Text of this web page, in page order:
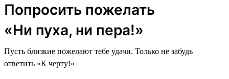
Попросить пожелать
«Ни пуха, ни пера!»
Пусть близкие пожелают тебе удачи. Только не забудь
ответить «К черту!»